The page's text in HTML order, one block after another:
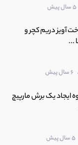
5 سال پیش
آویز دریم کچر و
...
. 6 سال پیش
ایجاد یک برش مارپیچ
5 سال پیش